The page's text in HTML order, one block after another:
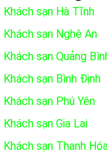
Khách sạn Hà Tĩnh
Khách sạn Nghệ An
Khách sạn Quảng
Khách sạn Bình Định
Khách sạn Phú Yên
Khách sạn Gia Lai
Khách sạn Thanh